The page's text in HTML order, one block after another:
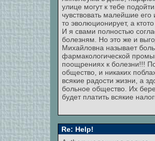
улице могут к тебе
чувствовать малейшие
то эволюционирует, а
И я свами полностью
болезням. Но это же и
Михайловна называет
фармакологической
поощрениях к болезни!!!
общество, и никаких
всякие радости жизни, а
больное общество. Их
будет платить всякие
Re: Help!